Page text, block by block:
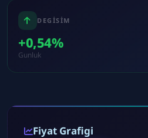
DEGISIM
+0,54%
Gunluk
Fiyat Grafigi